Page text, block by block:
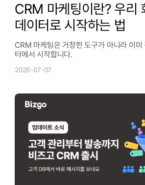
CRM 마케팅이란? 우리
데이터로 시작하는 법
CRM 마케팅은 거창한 도구가 아니라 이미
터에서 시작합니다.
2026-07-07